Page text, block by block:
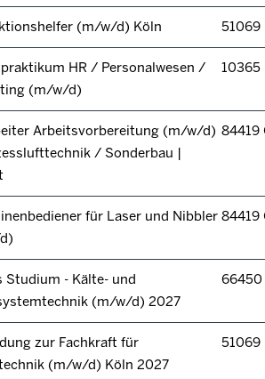
(m/w/d) Köln 51069
HR / Personalwesen /
(m/w/d)
10365
Arbeitsvorbereitung (m/w/d)
/ Sonderbau |
84419
für Laser und Nibbler 84419
Studium - Kälte- und
(m/w/d) 2027
66450
zur Fachkraft für
(m/w/d) Köln 2027
51069